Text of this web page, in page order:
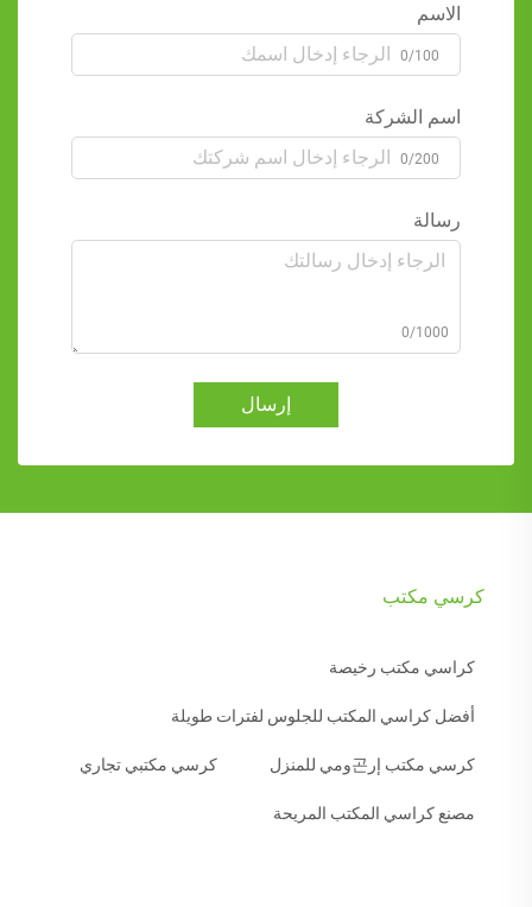
الاسم
0/100
اسم الشركة
0/200
رسالة
0/1000
إرسال
كرسي مكتب
كراسي مكتب رخيصة
أفضل كراسي المكتب للجلوس لفترات طويلة
كرسي مكتب إر곤ومي للمنزل كرسي مكتبي تجاري
مصنع كراسي المكتب المريحة